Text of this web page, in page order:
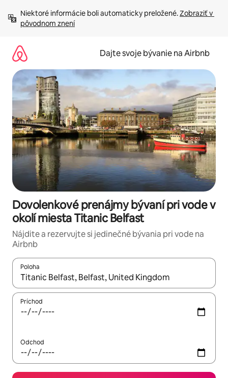
obsah.
Niektoré informácie boli automaticky preložené. Zobraziť v
pôvodnom znení
Dajte svoje bývanie na Airbnb
Dovolenkové prenájmy bývaní pri vode v
okolí miesta Titanic Belfast
Nájdite a rezervujte si jedinečné bývania pri vode na
Airbnb
Poloha
Keď budú výsledky k dispozícii, môžete si ich prechádzať
Príchod
Odchod